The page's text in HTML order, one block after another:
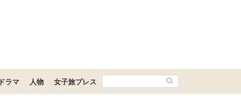
ドラマ 人物 女子旅プレス